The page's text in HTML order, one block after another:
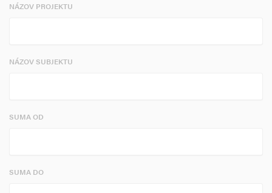
NÁZOV PROJEKTU
NÁZOV SUBJEKTU
SUMA OD
SUMA DO